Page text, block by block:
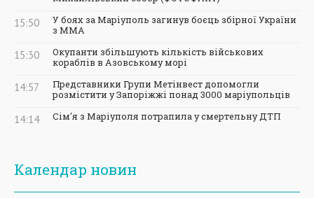
15:50
У боях за Маріуполь загинув боєць збірної України
з ММА
15:30
Окупанти збільшують кількість військових
кораблів в Азовському морі
14:57
Представники Групи Метінвест допомогли
розмістити у Запоріжжі понад 3000 маріупольців
14:14 Сім'я з Маріуполя потрапила у смертельну ДТП
Календар новин